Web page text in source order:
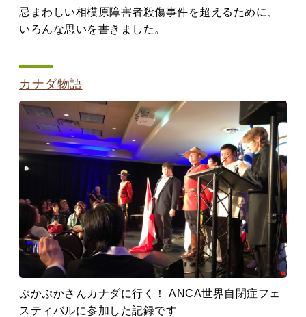
忌まわしい相模原障害者殺傷事件を超えるために、
いろんな思いを書きました。
カナダ物語
ぷかぷかさんカナダに行く！ ANCA世界自閉症フェ
スティバルに参加した記録です